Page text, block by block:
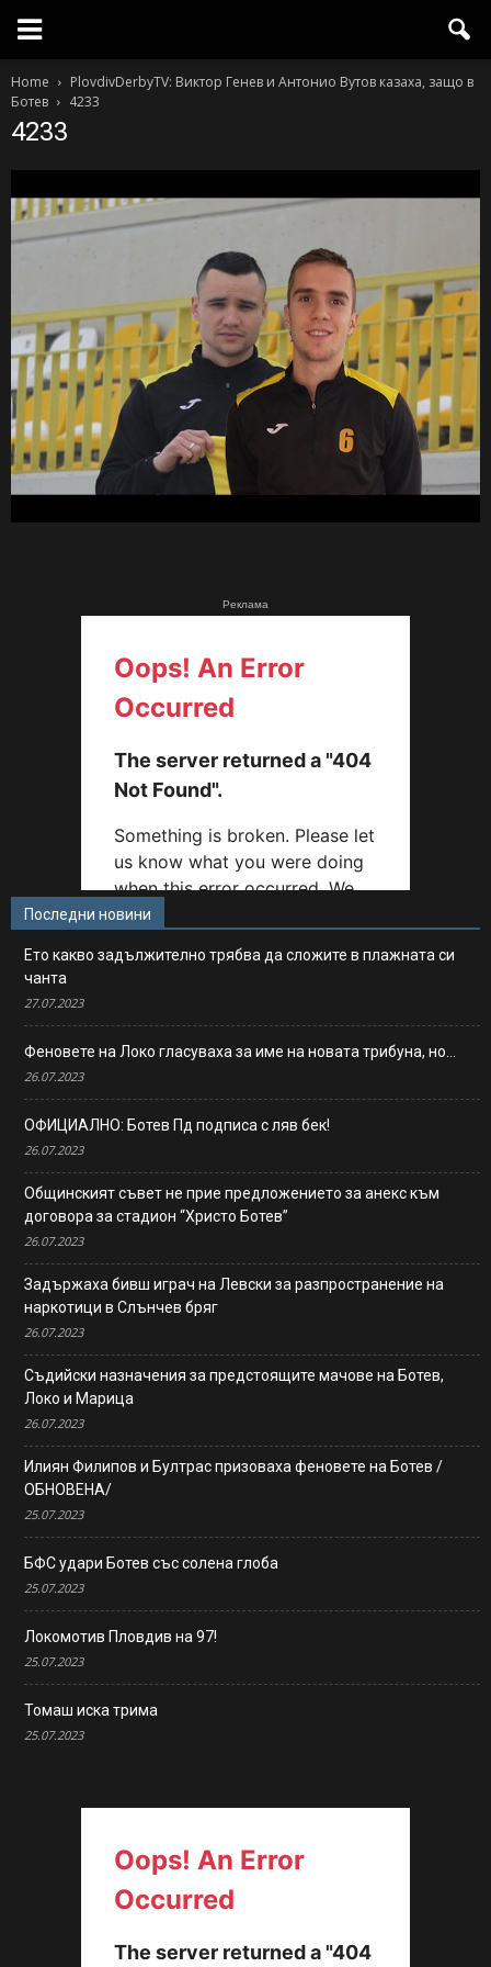
Home
PlovdivDerbyTV: Виктор Генев и Антонио Вутов казаха, защо в
Ботев
4233
4233
Реклама
Последни новини
Ето какво задължително трябва да сложите в плажната си
чанта
27.07.2023
Феновете на Локо гласуваха за име на новата трибуна, но…
26.07.2023
ОФИЦИАЛНО: Ботев Пд подписа с ляв бек!
26.07.2023
Общинският съвет не прие предложението за анекс към
договора за стадион “Христо Ботев”
26.07.2023
Задържаха бивш играч на Левски за разпространение на
наркотици в Слънчев бряг
26.07.2023
Съдийски назначения за предстоящите мачове на Ботев,
Локо и Марица
26.07.2023
Илиян Филипов и Бултрас призоваха феновете на Ботев /
ОБНОВЕНА/
25.07.2023
БФС удари Ботев със солена глоба
25.07.2023
Локомотив Пловдив на 97!
25.07.2023
Томаш иска трима
25.07.2023